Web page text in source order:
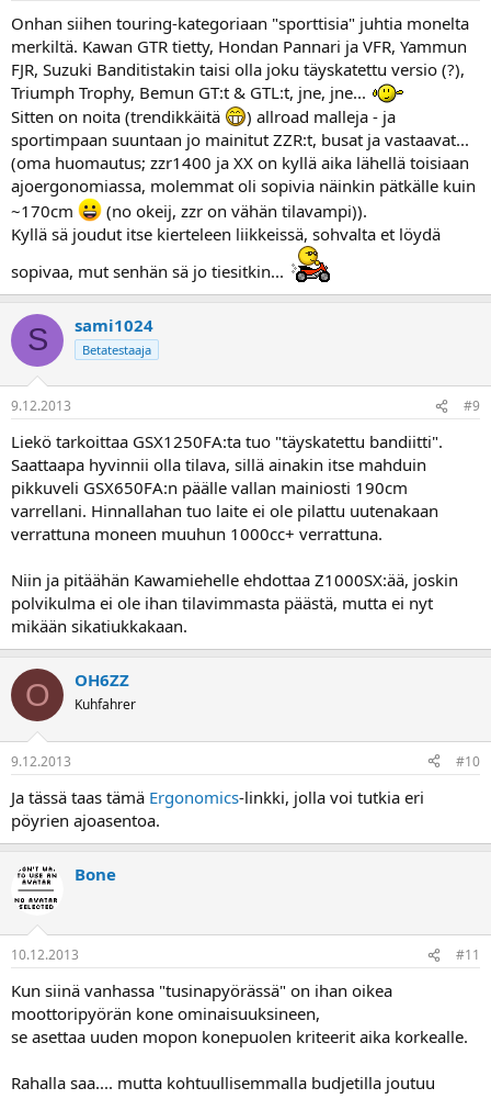
Onhan siihen touring-kategoriaan "sporttisia" juhtia monelta
merkiltä. Kawan GTR tietty, Hondan Pannari ja VFR, Yammun
FJR, Suzuki Banditistakin taisi olla joku täyskatettu versio (?),
Triumph Trophy, Bemun GT:t & GTL:t, jne, jne...
Sitten on noita (trendikkäitä
) allroad malleja - ja
sportimpaan suuntaan jo mainitut ZZR:t, busat ja vastaavat...
(oma huomautus; zzr1400 ja XX on kyllä aika lähellä toisiaan
ajoergonomiassa, molemmat oli sopivia näinkin pätkälle kuin
~170cm
(no okeij, zzr on vähän tilavampi)).
Kyllä sä joudut itse kierteleen liikkeissä, sohvalta et löydä
sopivaa, mut senhän sä jo tiesitkin...
S sami1024
Betatestaaja
9.12.2013 #9
Liekö tarkoittaa GSX1250FA:ta tuo "täyskatettu bandiitti".
Saattaapa hyvinnii olla tilava, sillä ainakin itse mahduin
pikkuveli GSX650FA:n päälle vallan mainiosti 190cm
varrellani. Hinnallahan tuo laite ei ole pilattu uutenakaan
verrattuna moneen muuhun 1000cc+ verrattuna.
Niin ja pitäähän Kawamiehelle ehdottaa Z1000SX:ää, joskin
polvikulma ei ole ihan tilavimmasta päästä, mutta ei nyt
mikään sikatiukkakaan.
O OH6ZZ
Kuhfahrer
9.12.2013 #10
Ja tässä taas tämä Ergonomics-linkki, jolla voi tutkia eri
pöyrien ajoasentoa.
Bone
10.12.2013 #11
Kun siinä vanhassa "tusinapyörässä" on ihan oikea
moottoripyörän kone ominaisuuksineen,
se asettaa uuden mopon konepuolen kriteerit aika korkealle.
Rahalla saa.... mutta kohtuullisemmalla budjetilla joutuu